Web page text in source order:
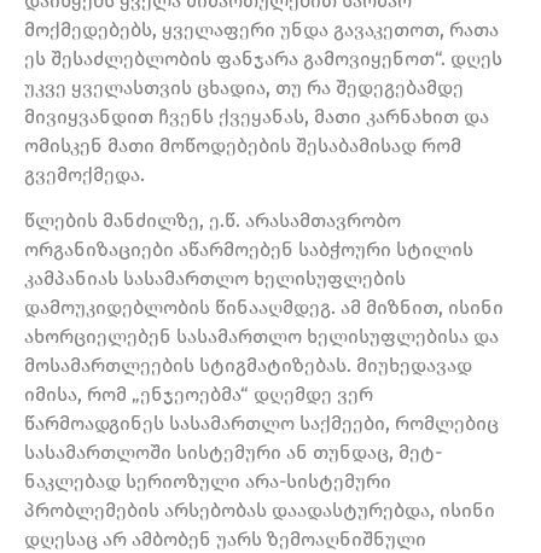
მოქმედებებს, ყველაფერი უნდა გავაკეთოთ, რათა
ეს შესაძლებლობის ფანჯარა გამოვიყენოთ“. დღეს
უკვე ყველასთვის ცხადია, თუ რა შედეგებამდე
მივიყვანდით ჩვენს ქვეყანას, მათი კარნახით და
ომისკენ მათი მოწოდებების შესაბამისად რომ
გვემოქმედა.
წლების მანძილზე, ე.წ. არასამთავრობო
ორგანიზაციები აწარმოებენ საბჭოური სტილის
კამპანიას სასამართლო ხელისუფლების
დამოუკიდებლობის წინააღმდეგ. ამ მიზნით, ისინი
ახორციელებენ სასამართლო ხელისუფლებისა და
მოსამართლეების სტიგმატიზებას. მიუხედავად
იმისა, რომ „ენჯეოებმა“ დღემდე ვერ
წარმოადგინეს სასამართლო საქმეები, რომლებიც
სასამართლოში სისტემური ან თუნდაც, მეტ-
ნაკლებად სერიოზული არა-სისტემური
პრობლემების არსებობას დაადასტურებდა, ისინი
დღესაც არ ამბობენ უარს ზემოაღნიშნული